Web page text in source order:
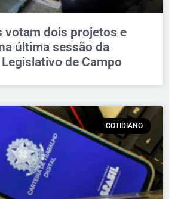
votam dois projetos e
última sessão da
de Campo
COTIDIANO